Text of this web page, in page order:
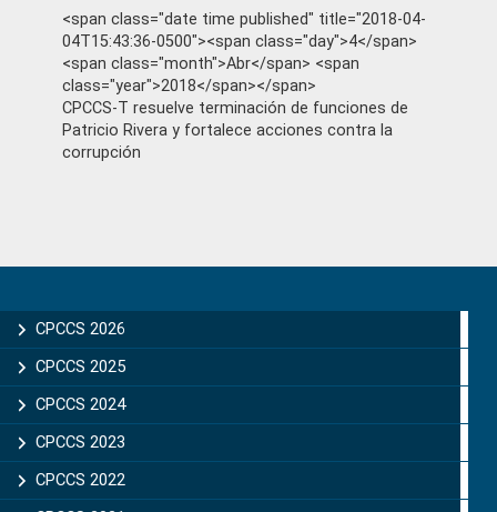
<span class="date time published" title="2018-04-
04T15:43:36-0500"><span class="day">4</span>
<span class="month">Abr</span> <span
class="year">2018</span></span>
CPCCS-T resuelve terminación de funciones de
Patricio Rivera y fortalece acciones contra la
corrupción
Sidebar
CPCCS 2026
CPCCS 2025
CPCCS 2024
CPCCS 2023
CPCCS 2022